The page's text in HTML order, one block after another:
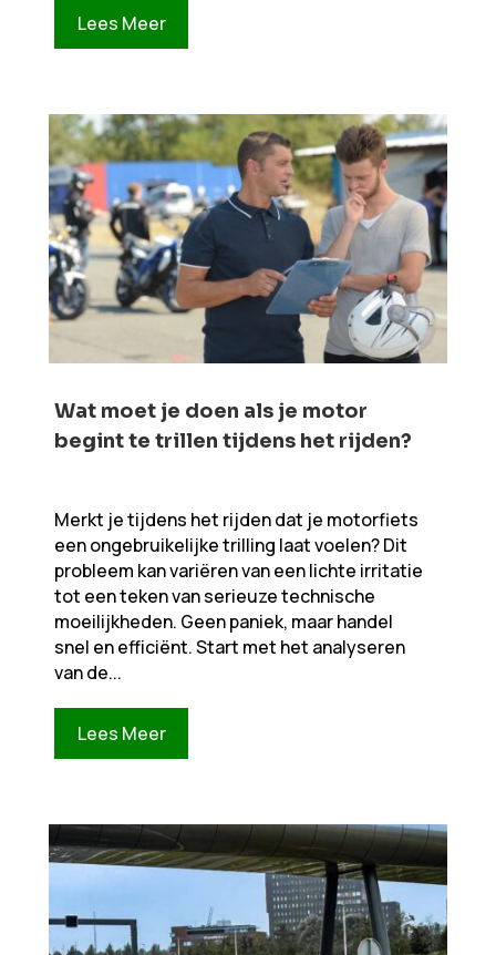
Lees Meer
Wat moet je doen als je motor
begint te trillen tijdens het rijden?
Merkt je tijdens het rijden dat je motorfiets
een ongebruikelijke trilling laat voelen? Dit
probleem kan variëren van een lichte irritatie
tot een teken van serieuze technische
moeilijkheden. Geen paniek, maar handel
snel en efficiënt. Start met het analyseren
van de...
Lees Meer